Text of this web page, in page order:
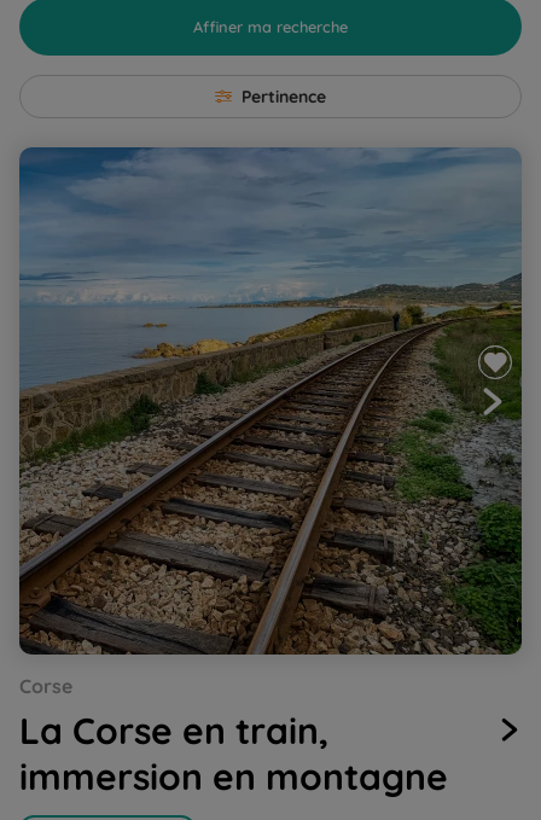
Affiner ma recherche
Pertinence
La Corse en train, immersion en montagne
toto
2
to
3
to
4 5
Corse
La Corse en train,
immersion en montagne